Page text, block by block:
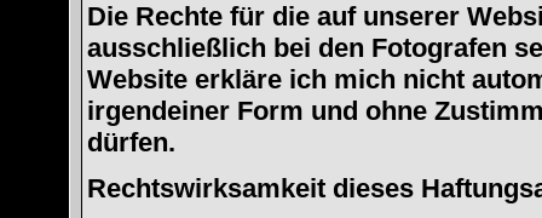
Die Rechte für die auf unserer
ausschließlich bei den Fotografen
Website erkläre ich mich nicht
irgendeiner Form und ohne
dürfen.
Rechtswirksamkeit dieses